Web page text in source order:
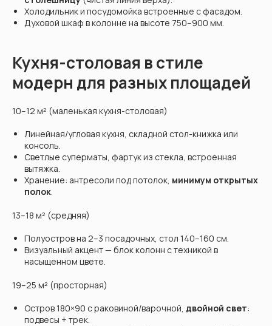
Холодильник и посудомойка встроенные с фасадом.
Духовой шкаф в колонне на высоте 750–900 мм.
Кухня-столовая в стиле
модерн для разных площадей
10–12 м² (маленькая кухня-столовая)
Линейная/угловая кухня, складной стол-книжка или
консоль.
Светлые суперматы, фартук из стекла, встроенная
вытяжка.
Хранение: антресоли под потолок, минимум открытых
полок.
13–18 м² (средняя)
Полуостров на 2–3 посадочных, стол 140–160 см.
Визуальный акцент — блок колонн с техникой в
насыщенном цвете.
19–25 м² (просторная)
Остров 180×90 с раковиной/варочной, двойной свет:
подвесы + трек.